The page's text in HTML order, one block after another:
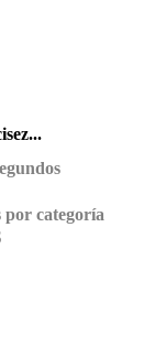
por categoría